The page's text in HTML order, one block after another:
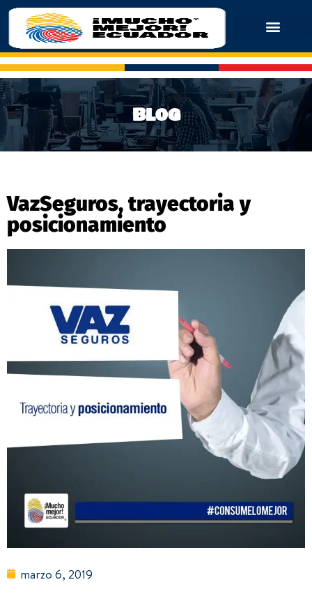
Blog
VazSeguros, trayectoria y
posicionamiento
marzo 6, 2019